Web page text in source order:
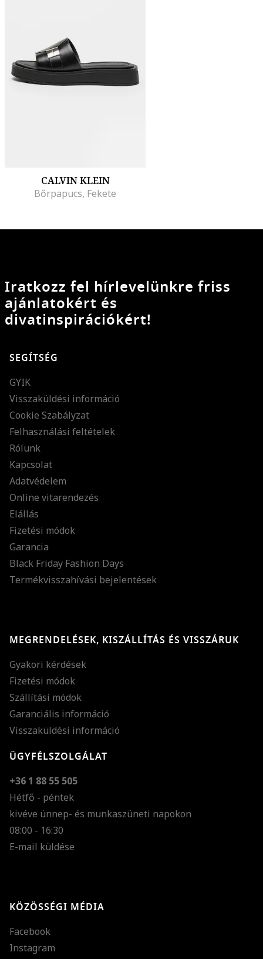
CALVIN KLEIN
Bőrpapucs, Fekete
Iratkozz fel hírlevelünkre friss
ajánlatokért és
divatinspirációkért!
SEGÍTSÉG
GYIK
Visszaküldési információ
Cookie Szabályzat
Felhasználási feltételek
Rólunk
Kapcsolat
Adatvédelem
Online vitarendezés
Elállás
Fizetési módok
Garancia
Black Friday Fashion Days
Termékvisszahívási bejelentések
MEGRENDELÉSEK, KISZÁLLÍTÁS ÉS VISSZÁRUK
Gyakori kérdések
Fizetési módok
Szállítási módok
Garanciális információ
Visszaküldési információ
ÜGYFÉLSZOLGÁLAT
+36 1 88 55 505
Hétfő - péntek
kivéve ünnep- és munkaszüneti napokon
08:00 - 16:30
E-mail küldése
KÖZÖSSÉGI MÉDIA
Facebook
Instagram